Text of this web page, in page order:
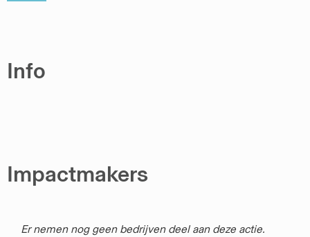
Info
Impactmakers
Er nemen nog geen bedrijven deel aan deze actie.